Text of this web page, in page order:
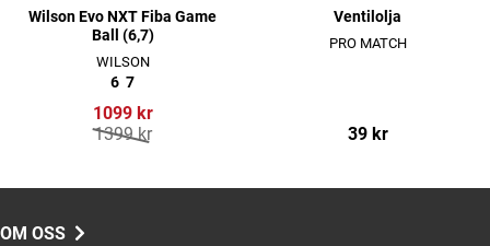
Wilson Evo NXT Fiba Game
Ball (6,7)
WILSON
6 7
1099 kr
1399 kr
Ventilolja
PRO MATCH
39 kr
OM OSS